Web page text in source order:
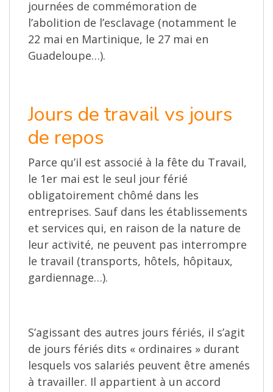
journées de commémoration de
l’abolition de l’esclavage (notamment le
22 mai en Martinique, le 27 mai en
Guadeloupe…).
Jours de travail vs jours
de repos
Parce qu’il est associé à la fête du Travail,
le 1er mai est le seul jour férié
obligatoirement chômé dans les
entreprises. Sauf dans les établissements
et services qui, en raison de la nature de
leur activité, ne peuvent pas interrompre
le travail (transports, hôtels, hôpitaux,
gardiennage…).
S’agissant des autres jours fériés, il s’agit
de jours fériés dits « ordinaires » durant
lesquels vos salariés peuvent être amenés
à travailler. Il appartient à un accord